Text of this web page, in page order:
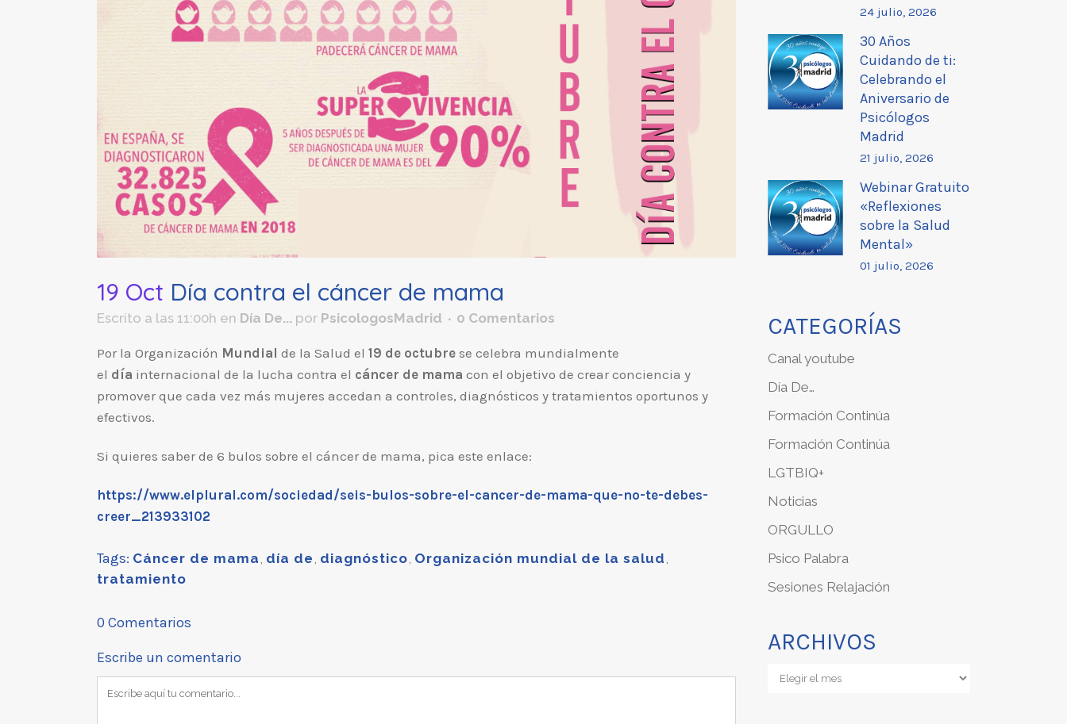
19 Oct Día contra el cáncer de mama
Escrito a las 11:00h en Día De... por PsicologosMadrid 0 Comentarios
Por la Organización Mundial de la Salud el 19 de octubre se celebra mundialmente
el día internacional de la lucha contra el cáncer de mama con el objetivo de crear conciencia y
promover que cada vez más mujeres accedan a controles, diagnósticos y tratamientos oportunos y
efectivos.
Si quieres saber de 6 bulos sobre el cáncer de mama, pica este enlace:
https://www.elplural.com/sociedad/seis-bulos-sobre-el-cancer-de-mama-que-no-te-debes-
creer_213933102
Tags: Cáncer de mama día de diagnóstico Organización mundial de la salud
tratamiento
0 Comentarios
Escribe un comentario
24 julio, 2026
30 Años
Cuidando de ti:
Celebrando el
Aniversario de
Psicólogos
Madrid
21 julio, 2026
Webinar Gratuito
«Reflexiones
sobre la Salud
Mental»
01 julio, 2026
CATEGORÍAS
Canal youtube
Día De…
Formación Continúa
Formación Continúa
LGTBIQ+
Noticias
ORGULLO
Psico Palabra
Sesiones Relajación
ARCHIVOS
Archivos